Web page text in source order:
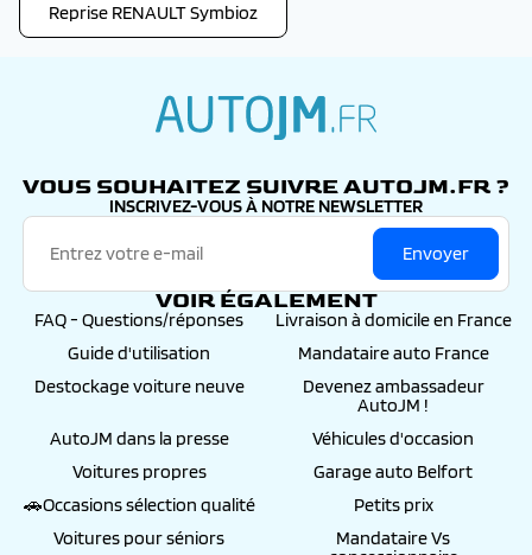
Reprise RENAULT Symbioz
VOUS SOUHAITEZ SUIVRE AUTOJM.FR ?
INSCRIVEZ-VOUS À NOTRE NEWSLETTER
Envoyer
VOIR ÉGALEMENT
FAQ - Questions/réponses
Livraison à domicile en France
Guide d'utilisation
Mandataire auto France
Destockage voiture neuve
Devenez ambassadeur
AutoJM !
AutoJM dans la presse
Véhicules d'occasion
Voitures propres
Garage auto Belfort
🚗Occasions sélection qualité
Petits prix
Voitures pour séniors
Mandataire Vs